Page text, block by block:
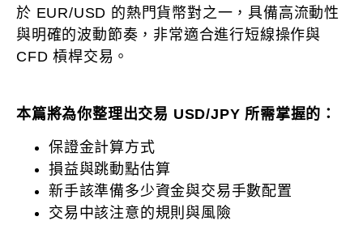
於 EUR/USD 的熱門貨幣對之一，具備高流動性
與明確的波動節奏，非常適合進行短線操作與
CFD 槓桿交易。
本篇將為你整理出交易 USD/JPY 所需掌握的：
保證金計算方式
損益與跳動點估算
新手該準備多少資金與交易手數配置
交易中該注意的規則與風險